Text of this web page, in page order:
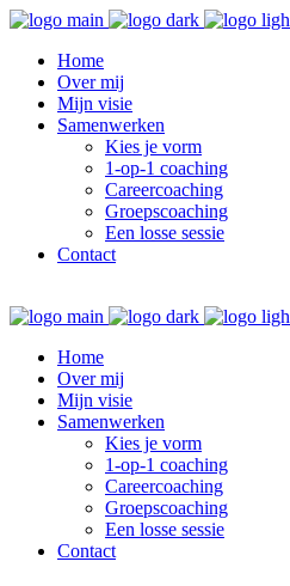
Home
Over mij
Mijn visie
Samenwerken
Kies je vorm
1-op-1 coaching
Careercoaching
Groepscoaching
Een losse sessie
Contact
Home
Over mij
Mijn visie
Samenwerken
Kies je vorm
1-op-1 coaching
Careercoaching
Groepscoaching
Een losse sessie
Contact